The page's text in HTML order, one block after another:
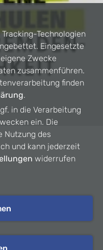
Technologien
Eingesetzte
Zwecke
zusammenführen.
finden
.
in die Verarbeitung
ein. Die
Nutzung des
und kann jederzeit
widerrufen